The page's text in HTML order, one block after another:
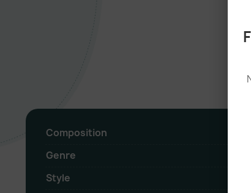
Composition
Genre
Style